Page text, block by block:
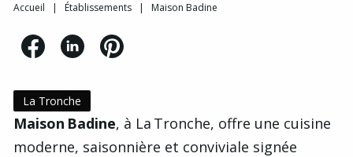
Accueil | Établissements | Maison Badine
La Tronche
Maison Badine, à La Tronche, offre une cuisine
moderne, saisonnière et conviviale signée